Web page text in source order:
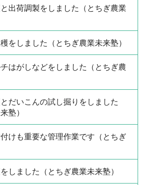
出荷調製をしました（とちぎ農業
をしました（とちぎ農業未来塾）
はがしなどをしました（とちぎ農
だいこんの試し掘りをしました
塾）
けも重要な管理作業です（とちぎ
しました（とちぎ農業未来塾）